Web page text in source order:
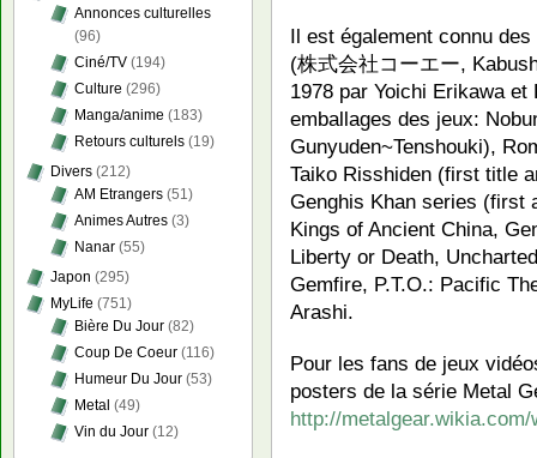
Il est également connu
(株式会社コーエー,
1978 par Yoichi Erikawa
emballages des jeux:
Gunyuden~Tenshouki),
Taiko Risshiden (first title
Genghis Khan series (first
Kings of Ancient China,
Liberty or Death,
Gemfire, P.T.O.: Pacific
Arashi.
Pour les fans de jeux
posters de la série Metal
http://
Annonces culturelles
(96)
Ciné/TV (194)
Culture (296)
Manga/anime (183)
Retours culturels (19)
Divers (212)
AM Etrangers (51)
Animes Autres (3)
Nanar (55)
Japon (295)
MyLife (751)
Bière Du Jour (82)
Coup De Coeur (116)
Humeur Du Jour (53)
Metal (49)
Vin du Jour (12)